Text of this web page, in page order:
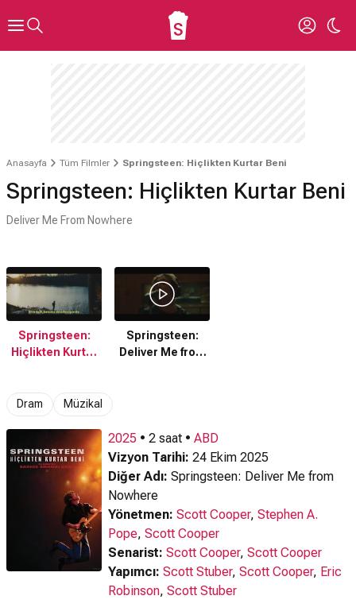
Anasayfa Tüm Filmler Springsteen: Hiçlikten Kurtar Beni
Springsteen: Hiçlikten Kurtar Beni
Deliver Me From Nowhere
Springsteen:
Hiçlikten Kurtar
Fragman
Springsteen:
Deliver Me from
Dram
Müzikal
2025 • 2 saat • ABD
Vizyon Tarihi: 24 Ekim 2025
Diğer Adı: Springsteen: Deliver Me from
Nowhere
Yönetmen: Scott Cooper, Stephen A.
Pope, Scott Cooper
Senarist: Scott Cooper, Scott Cooper
Yapımcı: Scott Stuber, Scott Cooper, Eric
Robinson, Scott Stuber